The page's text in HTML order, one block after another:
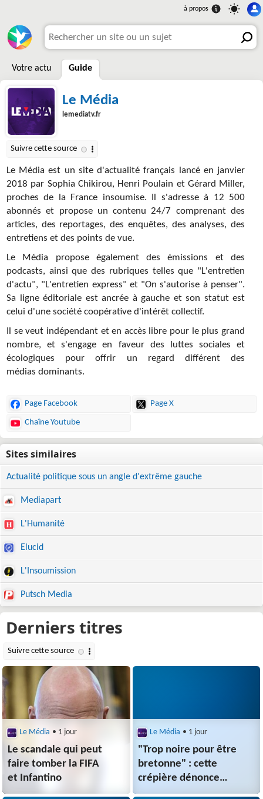
Votre actu Guide
Le Média
lemediatv.fr
Le Média est un site d'actualité français lancé en janvier
2018 par Sophia Chikirou, Henri Poulain et Gérard Miller,
proches de la France insoumise. Il s'adresse à 12 500
abonnés et propose un contenu 24/7 comprenant des
articles, des reportages, des enquêtes, des analyses, des
entretiens et des points de vue.
Le Média propose également des émissions et des
podcasts, ainsi que des rubriques telles que "L'entretien
d'actu", "L'entretien express" et "On s'autorise à penser".
Sa ligne éditoriale est ancrée à gauche et son statut est
celui d'une société coopérative d'intérêt collectif.
Il se veut indépendant et en accès libre pour le plus grand
nombre, et s'engage en faveur des luttes sociales et
écologiques pour offrir un regard différent des
médias dominants.
Page Facebook Page X
Chaîne Youtube
Actualité politique sous un angle d'extrême gauche
Mediapart
L'Humanité
Elucid
L'Insoumission
Putsch Media
Le Média • 1 jour
Le scandale qui peut
faire tomber la FIFA
et Infantino
Le Média • 1 jour
"Trop noire pour être
bretonne" : cette
crépière dénonce
le racisme